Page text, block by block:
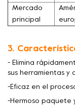
Mercado
principal
3.
- Elimina
sus herramientas y
-Eficaz en el
-Hermoso paquete